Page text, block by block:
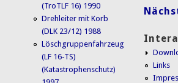
(TroTLF 16) 1990
Drehleiter mit Korb
(DLK 23/12) 1988
Löschgruppenfahrzeug
(LF 16-TS)
(Katastrophenschutz)
Links